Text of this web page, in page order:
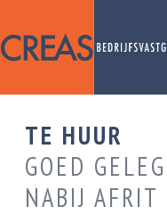
TE HUUR
GOED
NABIJ